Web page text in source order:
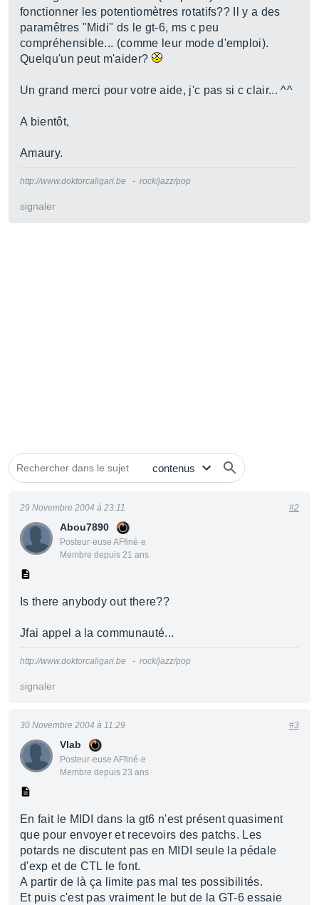
fonctionner les potentiomètres rotatifs?? Il y a des
paramêtres "Midi" ds le gt-6, ms c peu
compréhensible... (comme leur mode d'emploi).
Quelqu'un peut m'aider?
Un grand merci pour votre aide, j'c pas si c clair... ^^
A bientôt,
Amaury.
http://www.doktorcaligari.be - rock/jazz/pop
signaler
Abou7890
Posteur·euse AFfiné·e
Membre depuis 21 ans
29 Novembre 2004 à 23:11 #2
Is there anybody out there??
Jfai appel a la communauté...
http://www.doktorcaligari.be - rock/jazz/pop
signaler
Vlab
Posteur·euse AFfiné·e
Membre depuis 23 ans
30 Novembre 2004 à 11:29 #3
En fait le MIDI dans la gt6 n'est présent quasiment
que pour envoyer et recevoirs des patchs. Les
potards ne discutent pas en MIDI seule la pédale
d'exp et de CTL le font.
A partir de là ça limite pas mal tes possibilités.
Et puis c'est pas vraiment le but de la GT-6 essaie